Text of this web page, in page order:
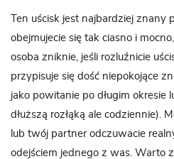
Ten uścisk jest najbardziej znany
obejmujecie się tak ciasno i
osoba zniknie, jeśli rozluźnicie
przypisuje się dość niepokojące
jako powitanie po długim okresie
dłuższą rozłąką ale codziennie).
lub twój partner odczuwacie
odejściem jednego z was. Warto